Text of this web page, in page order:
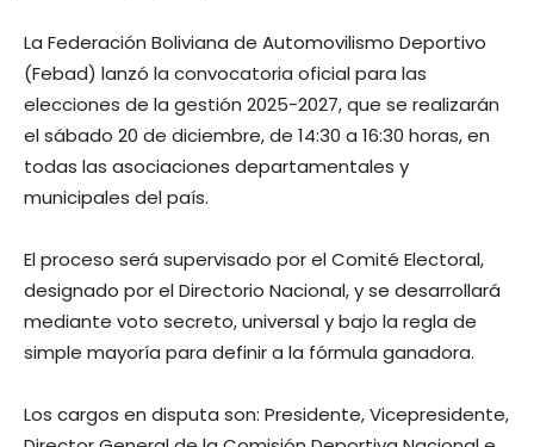
La Federación Boliviana de Automovilismo Deportivo
(Febad) lanzó la convocatoria oficial para las
elecciones de la gestión 2025-2027, que se realizarán
el sábado 20 de diciembre, de 14:30 a 16:30 horas, en
todas las asociaciones departamentales y
municipales del país.
El proceso será supervisado por el Comité Electoral,
designado por el Directorio Nacional, y se desarrollará
mediante voto secreto, universal y bajo la regla de
simple mayoría para definir a la fórmula ganadora.
Los cargos en disputa son: Presidente, Vicepresidente,